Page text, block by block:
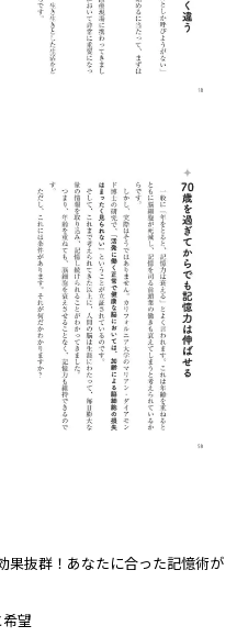
抜群！あなたに合った記憶術が
望